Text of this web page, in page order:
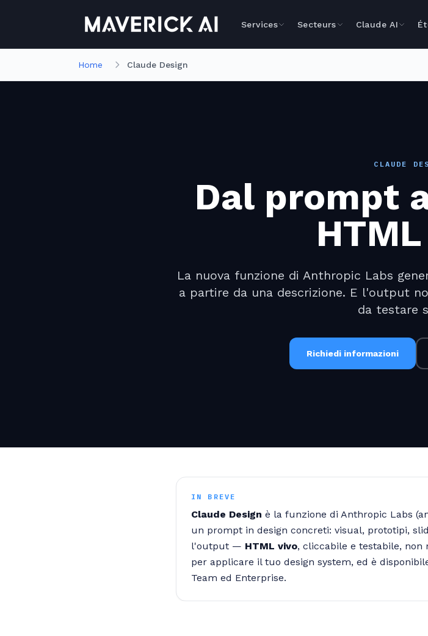
Services Secteurs Claude AI
Home Claude Design
CLAUDE
Dal prompt
La nuova funzione di Anthropic Labs
a partire da una descrizione. E l'output
da testare
Richiedi informazioni
IN BREVE
Claude Design è la funzione di Anthropic Labs
un prompt in design concreti: visual, prototipi,
l'output — HTML vivo, cliccabile e testabile, non
per applicare il tuo design system, ed è
Team ed Enterprise.